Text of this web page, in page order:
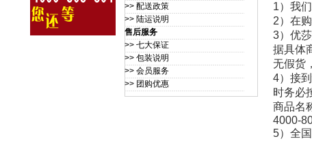
>> 配送政策
>> 陆运说明
售后服务
>> 七大保证
>> 包装说明
>> 会员服务
>> 团购优惠
1）我
2）在
3）优
据具体
无假货
4）接
时务必
商品名
4000-
5）全